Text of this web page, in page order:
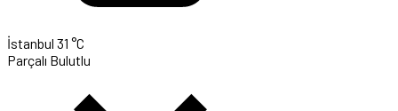
İstanbul 31 °C
Parçalı Bulutlu